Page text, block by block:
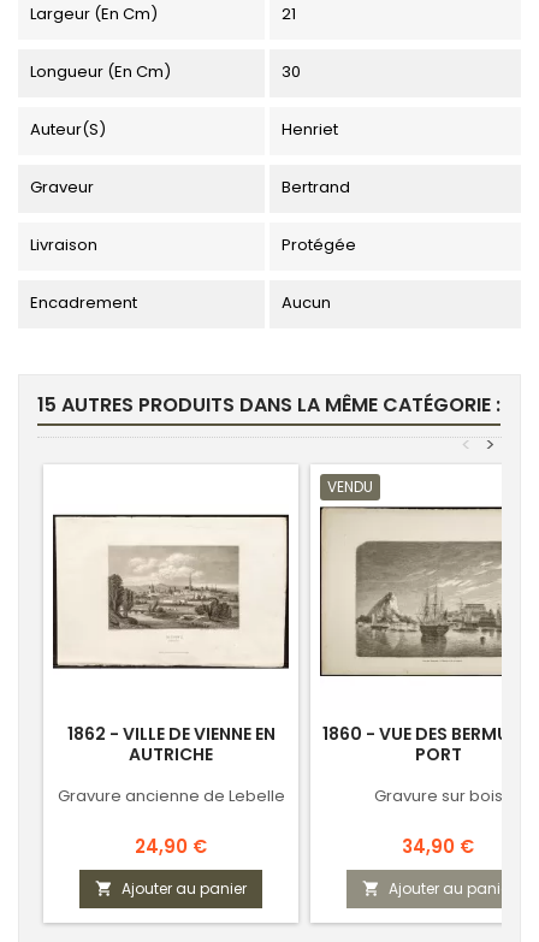
Largeur (en Cm) 21
Longueur (en Cm) 30
Auteur(s) Henriet
Graveur Bertrand
Livraison Protégée
Encadrement Aucun
15 AUTRES PRODUITS DANS LA MÊME CATÉGORIE :
>
<
1862 - VILLE DE VIENNE EN
AUTRICHE
Gravure ancienne de Lebelle
Prix
24,90 €
 Ajouter au panier
VENDU
1860 - VUE DES
PORT
Gravure sur bois
Prix
34,90 €
 Ajouter au panier